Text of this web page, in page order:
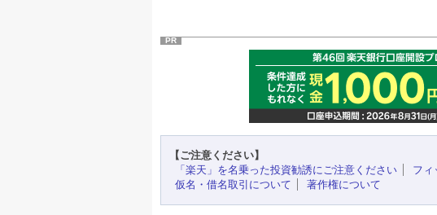
PR
【ご注意ください】
「楽天」を名乗った投資勧誘にご注意ください
フィ
仮名・借名取引について
著作権について